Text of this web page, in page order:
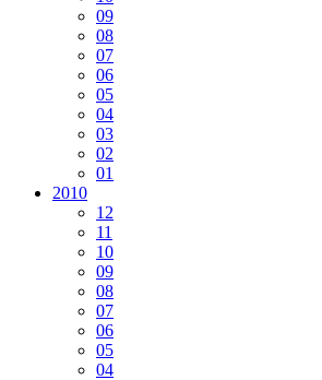
09
08
07
06
05
04
03
02
01
2010
12
11
10
09
08
07
06
05
04